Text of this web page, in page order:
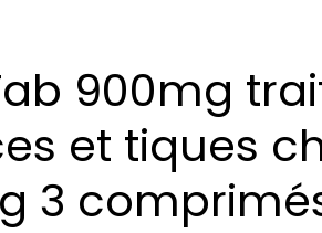
900mg
et tiques
3